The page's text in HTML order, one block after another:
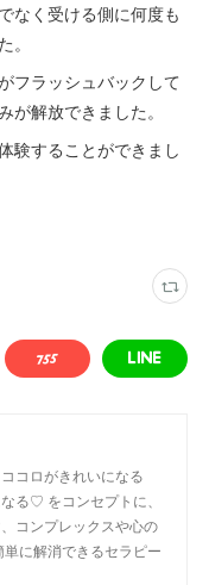
なく受ける側に何度も
。
フラッシュバックして
解放できました。
験することができまし
ロがきれいになる
♡ をコンセプトに、
コンプレックスや心の
に解消できるセラピー